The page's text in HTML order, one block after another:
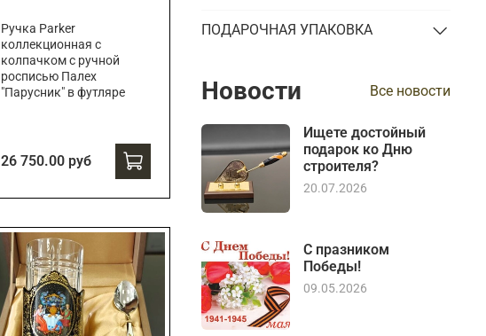
Ручка Parker
коллекционная с
колпачком с ручной
росписью Палех
"Парусник" в футляре
26 750.00 руб
ПОДАРОЧНАЯ УПАКОВКА
Новости Все новости
Ищете достойный
подарок ко Дню
строителя?
20.07.2026
С празником
Победы!
09.05.2026